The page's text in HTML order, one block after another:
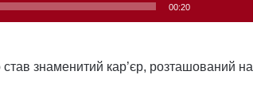
00:20
знаменитий кар’єр, розташований на